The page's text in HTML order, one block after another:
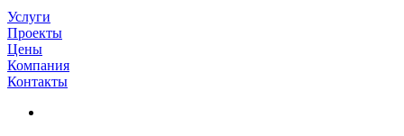
Услуги
Проекты
Цены
Компания
Контакты